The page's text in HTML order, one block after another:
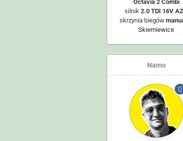
Octavia 2 Combi
silnik2.0 TDI 16V
skrzynia biegów
Skierniewice
Namo